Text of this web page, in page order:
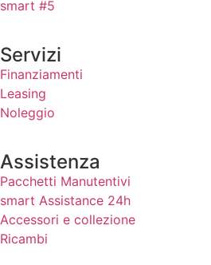
smart #5
Servizi
Finanziamenti
Leasing
Noleggio
Assistenza
Pacchetti Manutentivi
smart Assistance 24h
Accessori e collezione
Ricambi